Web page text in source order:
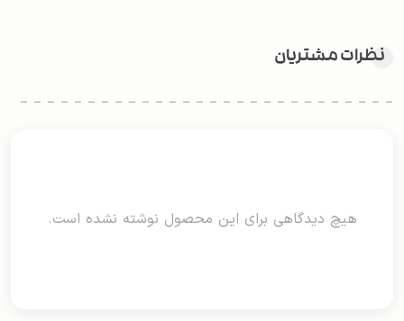
نظرات مشتریان
هیچ دیدگاهی برای این محصول نوشته نشده است.